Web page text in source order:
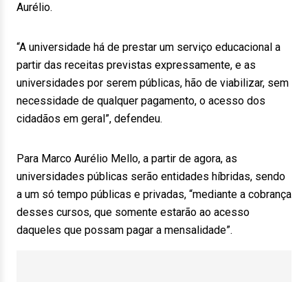
Aurélio.
“A universidade há de prestar um serviço educacional a
partir das receitas previstas expressamente, e as
universidades por serem públicas, hão de viabilizar, sem
necessidade de qualquer pagamento, o acesso dos
cidadãos em geral”, defendeu.
Para Marco Aurélio Mello, a partir de agora, as
universidades públicas serão entidades híbridas, sendo
a um só tempo públicas e privadas, “mediante a cobrança
desses cursos, que somente estarão ao acesso
daqueles que possam pagar a mensalidade”.